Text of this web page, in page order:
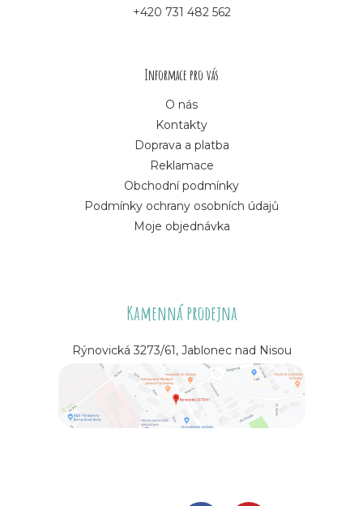
+420 731 482 562
Informace pro vás
O nás
Kontakty
Doprava a platba
Reklamace
Obchodní podmínky
Podmínky ochrany osobních údajů
Moje objednávka
Kamenná prodejna
Rýnovická 3273/61, Jablonec nad Nisou